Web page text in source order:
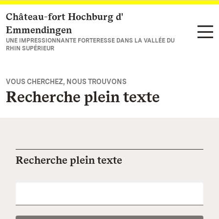
Vers la page d’accueil
Château-fort Hochburg d'
Emmendingen
UNE IMPRESSIONNANTE FORTERESSE DANS LA VALLÉE DU
RHIN SUPÉRIEUR
VOUS CHERCHEZ, NOUS TROUVONS
Recherche plein texte
Recherche plein texte